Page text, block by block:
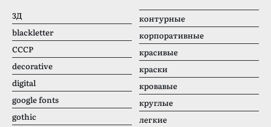
3Д
blackletter
CCCР
decorative
digital
google fonts
gothic
контурные
корпоративные
красивые
краски
кровавые
круглые
легкие